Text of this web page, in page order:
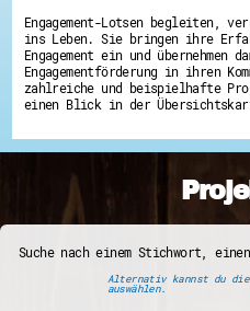
Engagement-Lotsen begleiten,
ins Leben. Sie bringen ihre
Engagement ein und übernehmen
Engagementförderung in ihren
zahlreiche und beispielhafte
einen Blick in der
Suche nach einem Stichwort,
Alternativ kannst du
auswählen.